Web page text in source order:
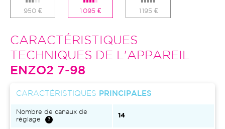
950 € 1 095 € 1 195 €
CARACTÉRISTIQUES
TECHNIQUES DE L'APPAREIL
ENZO2 7-98
CARACTÉRISTIQUES PRINCIPALES
Nombre de canaux de
réglage
14